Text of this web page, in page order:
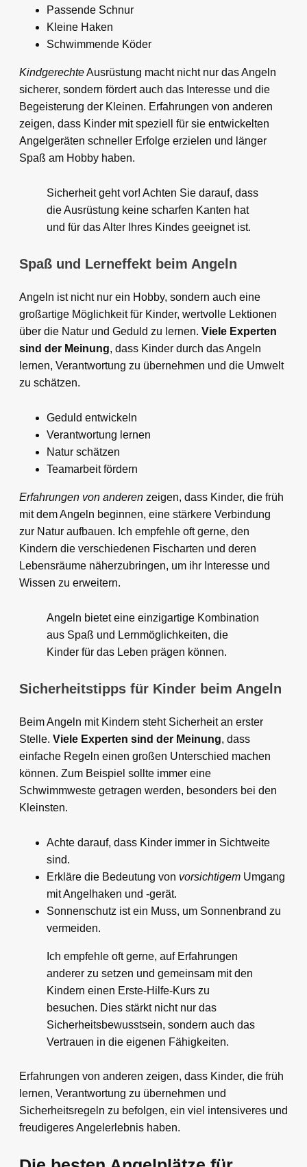
Passende Schnur
Kleine Haken
Schwimmende Köder
KindgerechteAusrüstung macht nicht nur das Angeln
sicherer, sondern fördert auch das Interesse und die
Begeisterung der Kleinen. Erfahrungen von anderen
zeigen, dass Kinder mit speziell für sie entwickelten
Angelgeräten schneller Erfolge erzielen und länger
Spaß am Hobby haben.
Sicherheit geht vor! Achten Sie darauf, dass
die Ausrüstung keine scharfen Kanten hat
und für das Alter Ihres Kindes geeignet ist.
Spaß und Lerneffekt beim Angeln
Angeln ist nicht nur ein Hobby, sondern auch eine
großartige Möglichkeit für Kinder, wertvolle Lektionen
über die Natur und Geduld zu lernen. Viele Experten
sind der Meinung, dass Kinder durch das Angeln
lernen, Verantwortung zu übernehmen und die Umwelt
zu schätzen.
Geduld entwickeln
Verantwortung lernen
Natur schätzen
Teamarbeit fördern
Erfahrungen von anderen zeigen, dass Kinder, die früh
mit dem Angeln beginnen, eine stärkere Verbindung
zur Natur aufbauen. Ich empfehle oft gerne, den
Kindern die verschiedenen Fischarten und deren
Lebensräume näherzubringen, um ihr Interesse und
Wissen zu erweitern.
Angeln bietet eine einzigartige Kombination
aus Spaß und Lernmöglichkeiten, die
Kinder für das Leben prägen können.
Sicherheitstipps für Kinder beim Angeln
Beim Angeln mit Kindern steht Sicherheit an erster
Stelle. Viele Experten sind der Meinung, dass
einfache Regeln einen großen Unterschied machen
können. Zum Beispiel sollte immer eine
Schwimmweste getragen werden, besonders bei den
Kleinsten.
Achte darauf, dass Kinder immer in Sichtweite
sind.
Erkläre die Bedeutung von vorsichtigem Umgang
mit Angelhaken und -gerät.
Sonnenschutz ist ein Muss, um Sonnenbrand zu
vermeiden.
Ich empfehle oft gerne, auf Erfahrungen
anderer zu setzen und gemeinsam mit den
Kindern einen Erste-Hilfe-Kurs zu
besuchen. Dies stärkt nicht nur das
Sicherheitsbewusstsein, sondern auch das
Vertrauen in die eigenen Fähigkeiten.
Erfahrungen von anderen zeigen, dass Kinder, die früh
lernen, Verantwortung zu übernehmen und
Sicherheitsregeln zu befolgen, ein viel intensiveres und
freudigeres Angelerlebnis haben.